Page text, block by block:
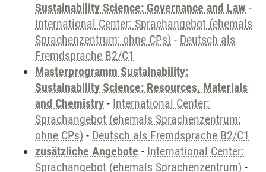
Sustainability Science: Governance and Law -
International Center: Sprachangebot (ehemals
Sprachenzentrum; ohne CPs) - Deutsch als
Fremdsprache B2/C1
Masterprogramm Sustainability:
Sustainability Science: Resources, Materials
and Chemistry - International Center:
Sprachangebot (ehemals Sprachenzentrum;
ohne CPs) - Deutsch als Fremdsprache B2/C1
zusätzliche Angebote - International Center:
Sprachangebot (ehemals Sprachenzentrum) -